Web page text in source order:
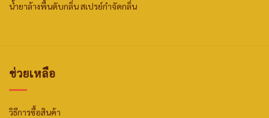
น้ำยาล้างพื้นดับกลิ่นสเปรย์กำจัดกลิ่น
ช่วยเหลือ
วิธีการซื้อสินค้า